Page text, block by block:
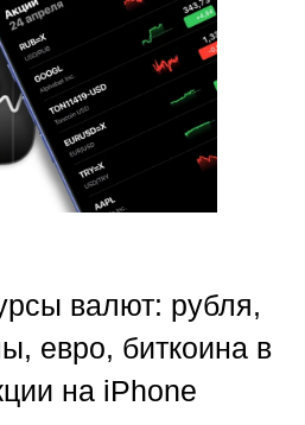
валют: рубля,
евро, биткоина в
на iPhone